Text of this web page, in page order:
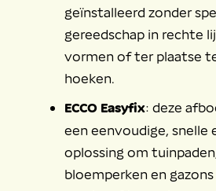
geïnstalleerd zonder
gereedschap in rechte
vormen of ter plaatse
hoeken.
ECCO Easyfix: deze
een eenvoudige, snelle
oplossing om
bloemperken en